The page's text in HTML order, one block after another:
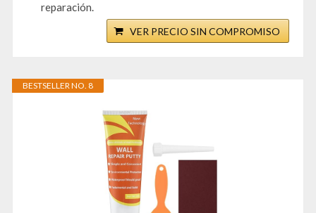
reparación.
VER PRECIO SIN COMPROMISO
BESTSELLER NO. 8